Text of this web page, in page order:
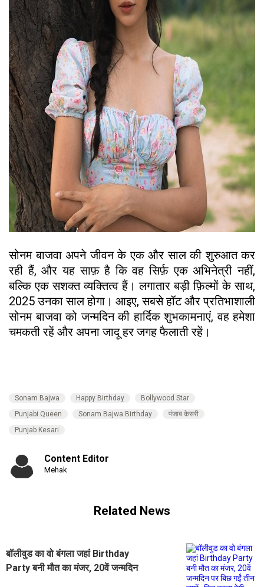
सोनम बाजवा अपने जीवन के एक और साल की शुरुआत कर
रही हैं, और यह साफ़ है कि वह सिर्फ़ एक अभिनेत्री नहीं,
बल्कि एक सशक्त व्यक्तित्व हैं। लगातार बड़ी फ़िल्मों के साथ,
2025 उनका साल होगा। आइए, सबसे हॉट और प्रतिभाशाली
सोनम बाजवा को जन्मदिन की हार्दिक शुभकामनाएं, वह हमेशा
चमकती रहें और अपना जादू हर जगह फैलाती रहें।
Sonam Bajwa Happy Birthday
Bollywood Star
Punjabi Queen
Sonam Bajwa Birthday
पंजाब केसरी
Punjab Kesari
Content Editor
Mehak
Related News
बॉलीवुड का वो बंगला जहां Birthday
Party बनी मौत का मंजर, 20वें जन्मदिन